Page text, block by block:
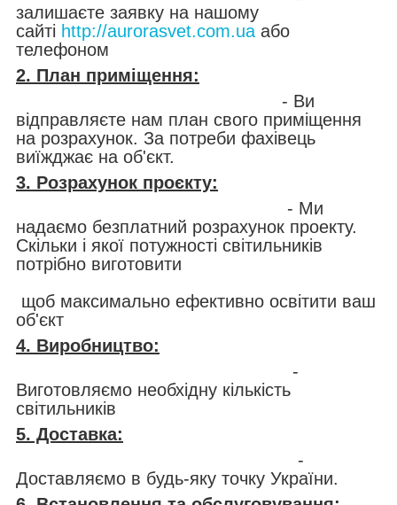
залишаєте заявку на нашому
сайті http://aurorasvet.com.ua або
телефоном
2. План приміщення:
- Ви
відправляєте нам план свого приміщення
на розрахунок. За потреби фахівець
виїжджає на об'єкт.
3. Розрахунок проєкту:
- Ми
надаємо безплатний розрахунок проекту.
Скільки і якої потужності світильників
потрібно виготовити
щоб максимально ефективно освітити ваш
об'єкт
4. Виробництво:
-
Виготовляємо необхідну кількість
світильників
5. Доставка:
-
Доставляємо в будь-яку точку України.